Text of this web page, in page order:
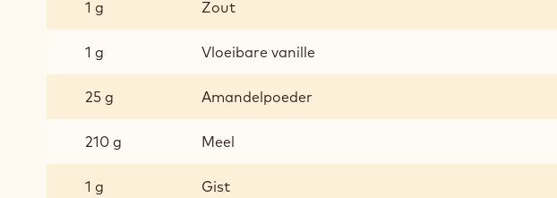
1 g Zout
1 g Vloeibare vanille
25 g Amandelpoeder
210 g Meel
1 g Gist